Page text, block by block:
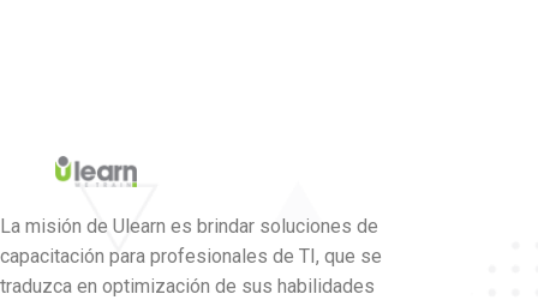
La misión de Ulearn es brindar soluciones de
capacitación para profesionales de TI, que se
traduzca en optimización de sus habilidades